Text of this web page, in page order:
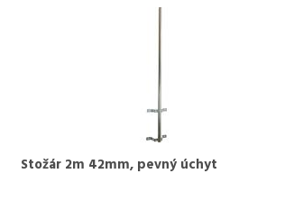
Stožár 2m 42mm, pevný úchyt